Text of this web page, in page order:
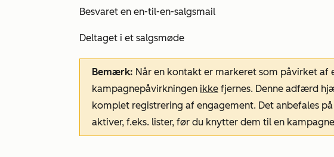
Besvaret en en-til-en-salgsmail
Deltaget i et salgsmøde
Bemærk: Når en kontakt er markeret som påvirket af
kampagnepåvirkningen ikke fjernes. Denne adfærd
komplet registrering af engagement. Det anbefales
aktiver, f.eks. lister, før du knytter dem til en